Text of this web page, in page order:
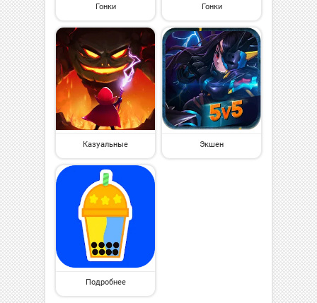
Гонки Гонки
Казуальные Экшен
Подробнее